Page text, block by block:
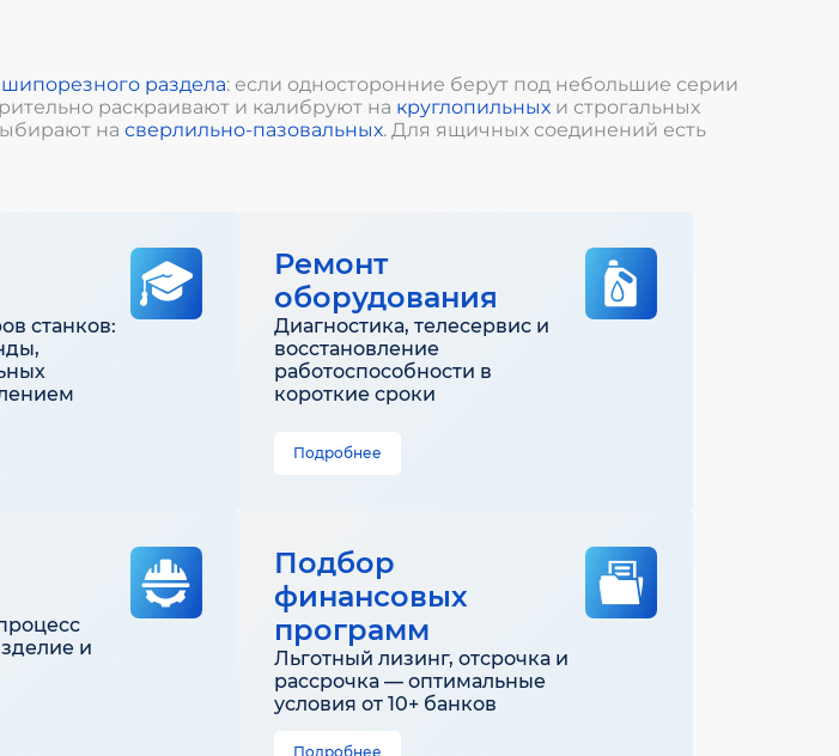
шипорезного раздела: если односторонние берут под небольшие серии
раскраивают и калибруют на круглопильных и строгальных
на сверлильно-пазовальных. Для ящичных соединений есть
станков:
Ремонт
оборудования
Диагностика, телесервис и
восстановление
работоспособности в
короткие сроки
Подробнее
и
Подбор
финансовых
программ
Льготный лизинг, отсрочка и
рассрочка — оптимальные
условия от 10+ банков
Подробнее